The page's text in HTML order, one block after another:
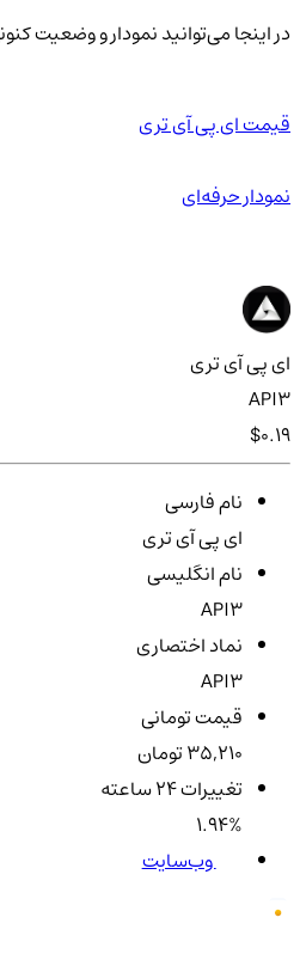
در اینجا می‌توانید نمودار و وضعیت
قیمت ای پی آی تری
نمودار حرفه‌ای
ای پی آی تری
API3
$0.19
نام فارسی
ای پی آی تری
نام انگلیسی
API3
نماد اختصاری
API3
قیمت تومانی
35,210 تومان
تغییرات ۲۴ ساعته
1.94%
وب‌سایت